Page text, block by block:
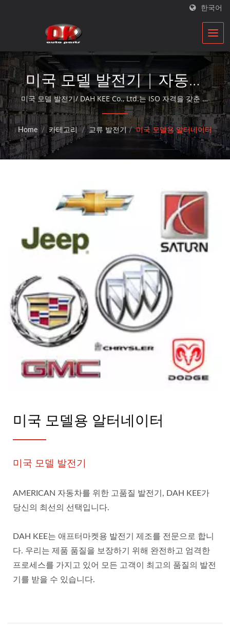
한국어
미국 모델 발전기 | 자동차
스타터 및 발전기 제조업체
| DK
미국 모델 발전기/ DAH KEE Co., Ltd.는 ISO 자격을 갖춘 자
동차 부품 재건업체로, 30년 이상의 시간 동안 대체 부품 서
비스를 제공합니다.
Home / 카테고리 / 교류 발전기 / 미국 모델용 알터네이터
미국 모델용 알터네이터
미국 모델 발전기
AMERICAN 자동차를 위한 고품질 발전기, DAH KEE가
당신의 최선의 선택입니다.
DAH KEE는 애프터마켓용 발전기 제조를 전문으로 합니
다. 우리는 제품 품질을 보장하기 위해 완전하고 엄격한
프로세스를 가지고 있어 모든 고객이 최고의 품질의 발전
기를 받을 수 있습니다.